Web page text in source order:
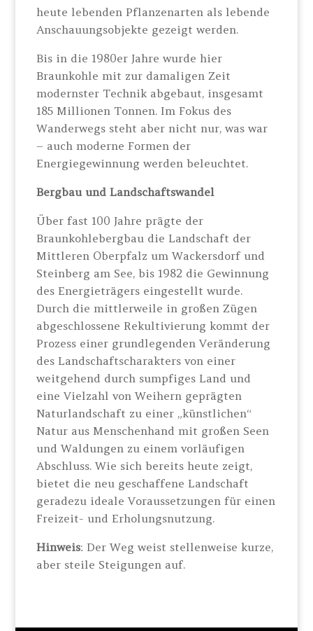
heute lebenden Pflanzenarten als lebende
Anschauungsobjekte gezeigt werden.
Bis in die 1980er Jahre wurde hier
Braunkohle mit zur damaligen Zeit
modernster Technik abgebaut, insgesamt
185 Millionen Tonnen. Im Fokus des
Wanderwegs steht aber nicht nur, was war
– auch moderne Formen der
Energiegewinnung werden beleuchtet.
Bergbau und Landschaftswandel
Über fast 100 Jahre prägte der
Braunkohlebergbau die Landschaft der
Mittleren Oberpfalz um Wackersdorf und
Steinberg am See, bis 1982 die Gewinnung
des Energieträgers eingestellt wurde.
Durch die mittlerweile in großen Zügen
abgeschlossene Rekultivierung kommt der
Prozess einer grundlegenden Veränderung
des Landschaftscharakters von einer
weitgehend durch sumpfiges Land und
eine Vielzahl von Weihern geprägten
Naturlandschaft zu einer „künstlichen“
Natur aus Menschenhand mit großen Seen
und Waldungen zu einem vorläufigen
Abschluss. Wie sich bereits heute zeigt,
bietet die neu geschaffene Landschaft
geradezu ideale Voraussetzungen für einen
Freizeit- und Erholungsnutzung.
Hinweis: Der Weg weist stellenweise kurze,
aber steile Steigungen auf.